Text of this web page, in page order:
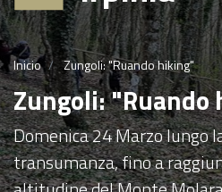
Inicio Zungoli: "Ruando hiking"
Zungoli:
Domenica 24 Marzo lungo
transumanza, fino a